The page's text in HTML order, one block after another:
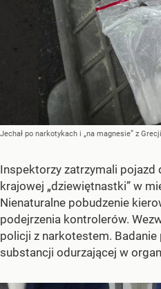
Jechał po narkotykach i „na magnesie” z Grecji
Inspektorzy zatrzymali pojazd
krajowej „dziewiętnastki” w
Nienaturalne pobudzenie
podejrzenia kontrolerów.
policji z narkotestem.
substancji odurzającej w